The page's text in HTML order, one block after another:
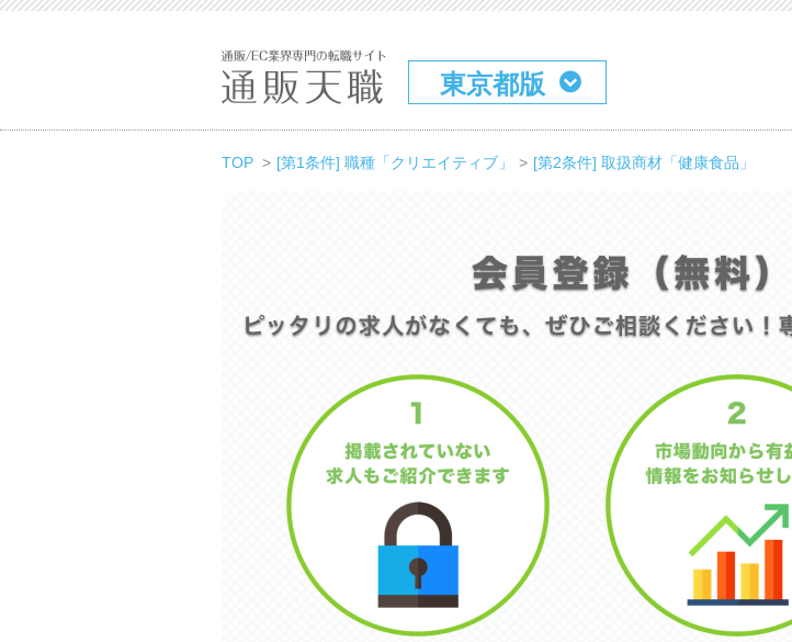
東京都版
TOP [第1条件] 職種「クリエイティブ」 [第2条件] 取扱商材「健康食品」